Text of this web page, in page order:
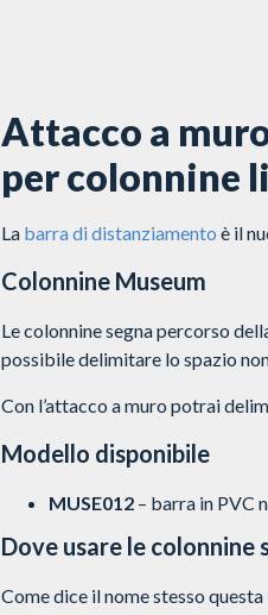
Attacco a
per colonnine
La barra di distanziamento è il
Colonnine Museum
Le colonnine segna percorso
possibile delimitare lo spazio
Con l’attacco a muro potrai
Modello disponibile
MUSE012– barra in PVC
Dove usare le colonnine
Come dice il nome stesso